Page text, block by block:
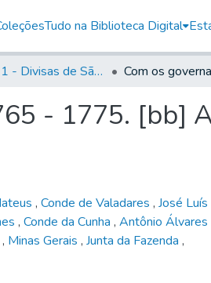
Tudo na Biblioteca Digital
Volume 11 - Divisas de São Paulo e Minas Gerais
- 1775. [bb]
, Conde de Valadares , José Luís
, Conde da Cunha , Antônio Álvares
, Minas Gerais , Junta da Fazenda ,